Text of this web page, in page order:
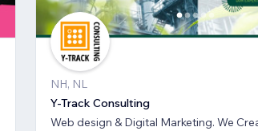
NH, NL
Y-Track Consulting
Web design & Digital Marketing. We